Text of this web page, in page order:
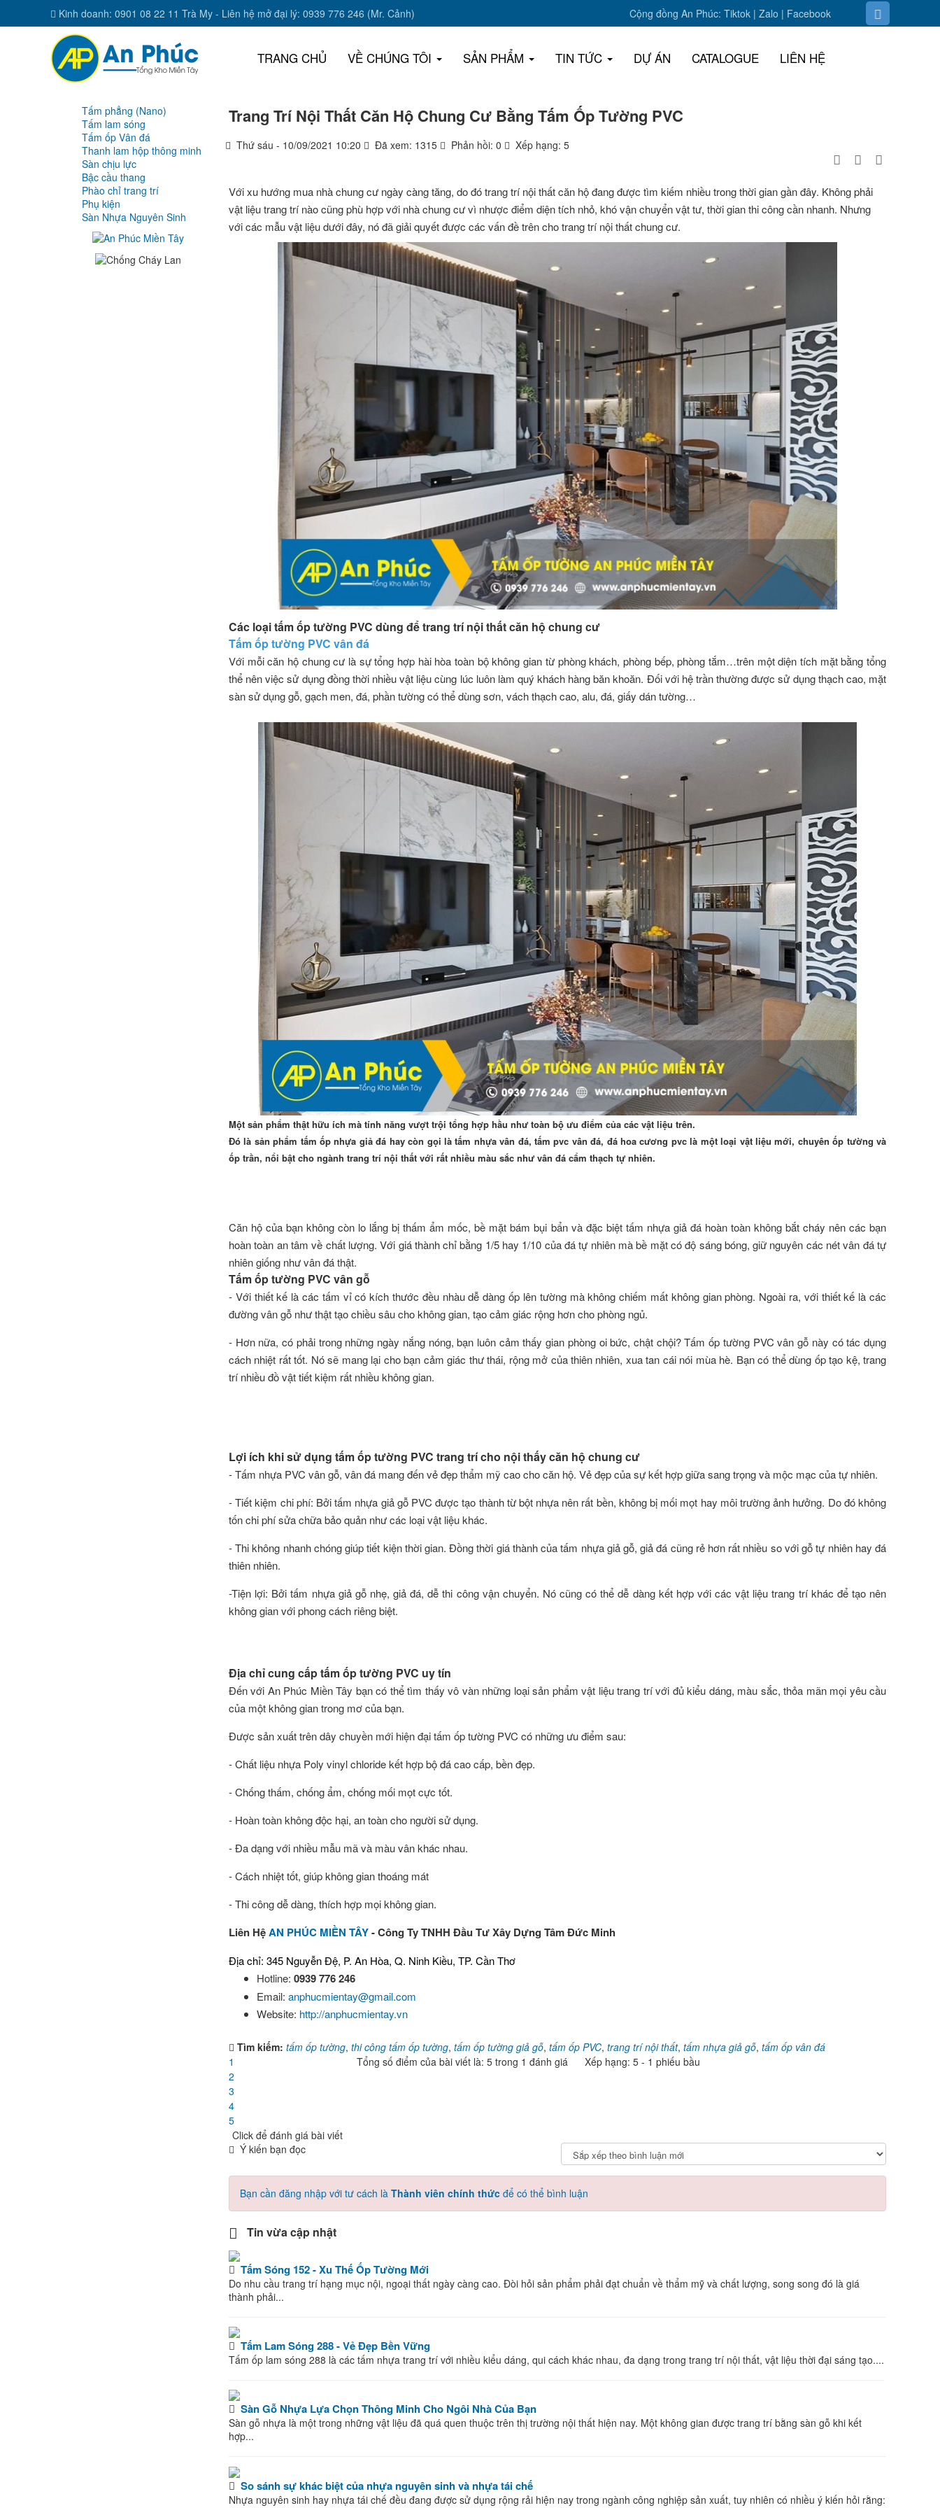
Kinh doanh: 0901 08 22 11 Trà My - Liên hệ mở đại lý: 0939 776 246 (Mr. Cảnh) Cộng đồng An Phúc: Tiktok | Zalo | Facebook
TRANG CHỦ VỀ CHÚNG TÔI SẢN PHẨM TIN TỨC DỰ ÁN CATALOGUE LIÊN HỆ
Trang Trí Nội Thất Căn Hộ Chung Cư Bằng Tấm Ốp Tường PVC
Thứ sáu - 10/09/2021 10:20 Đã xem: 1315 Phản hồi: 0 Xếp hạng: 5
Với xu hướng mua nhà chung cư ngày càng tăng, do đó trang trí nội thất căn hộ đang được tìm kiếm nhiều trong thời gian gần đây. Không phải
vật liệu trang trí nào cũng phù hợp với nhà chung cư vì nhược điểm diện tích nhỏ, khó vận chuyển vật tư, thời gian thi công cần nhanh. Nhưng
với các mẫu vật liệu dưới đây, nó đã giải quyết được các vấn đề trên cho trang trí nội thất chung cư.
Các loại tấm ốp tường PVC dùng để trang trí nội thất căn hộ chung cư
Tấm ốp tường PVC vân đá
Với mỗi căn hộ chung cư là sự tổng hợp hài hòa toàn bộ không gian từ phòng khách, phòng bếp, phòng tắm…trên một diện tích mặt bằng tổng
thể nên việc sử dụng đồng thời nhiều vật liệu cùng lúc luôn làm quý khách hàng băn khoăn. Đối với hệ trần thường được sử dụng thạch cao, mặt
sàn sử dụng gỗ, gạch men, đá, phần tường có thể dùng sơn, vách thạch cao, alu, đá, giấy dán tường…
Một sản phẩm thật hữu ích mà tính năng vượt trội tổng hợp hầu như toàn bộ ưu điểm của các vật liệu trên.
Đó là sản phẩm tấm ốp nhựa giả đá hay còn gọi là tấm nhựa vân đá, tấm pvc vân đá, đá hoa cương pvc là một loại vật liệu mới, chuyên ốp tường và
ốp trần, nổi bật cho ngành trang trí nội thất với rất nhiều màu sắc như vân đá cẩm thạch tự nhiên.
Căn hộ của bạn không còn lo lắng bị thấm ẩm mốc, bề mặt bám bụi bẩn và đặc biệt tấm nhựa giả đá hoàn toàn không bắt cháy nên các bạn
hoàn toàn an tâm về chất lượng. Với giá thành chỉ bằng 1/5 hay 1/10 của đá tự nhiên mà bề mặt có độ sáng bóng, giữ nguyên các nét vân đá tự
nhiên giống như vân đá thật.
Tấm ốp tường PVC vân gỗ
- Với thiết kế là các tấm vỉ có kích thước đều nhàu dễ dàng ốp lên tường mà không chiếm mất không gian phòng. Ngoài ra, với thiết kế là các
đường vân gỗ như thật tạo chiều sâu cho không gian, tạo cảm giác rộng hơn cho phòng ngủ.
- Hơn nữa, có phải trong những ngày nắng nóng, bạn luôn cảm thấy gian phòng oi bức, chật chội? Tấm ốp tường PVC vân gỗ này có tác dụng
cách nhiệt rất tốt. Nó sẽ mang lại cho bạn cảm giác thư thái, rộng mở của thiên nhiên, xua tan cái nói mùa hè. Bạn có thể dùng ốp tạo kệ, trang
trí nhiều đồ vật tiết kiệm rất nhiều không gian.
Lợi ích khi sử dụng tấm ốp tường PVC trang trí cho nội thấy căn hộ chung cư
- Tấm nhựa PVC vân gỗ, vân đá mang đến vẻ đẹp thẩm mỹ cao cho căn hộ. Vẻ đẹp của sự kết hợp giữa sang trọng và mộc mạc của tự nhiên.
- Tiết kiệm chi phí: Bởi tấm nhựa giả gỗ PVC được tạo thành từ bột nhựa nên rất bền, không bị mối mọt hay môi trường ảnh hưởng. Do đó không
tốn chi phí sửa chữa bảo quản như các loại vật liệu khác.
- Thi không nhanh chóng giúp tiết kiện thời gian. Đồng thời giá thành của tấm nhựa giả gỗ, giả đá cũng rẻ hơn rất nhiều so với gỗ tự nhiên hay đá
thiên nhiên.
-Tiện lợi: Bởi tấm nhựa giả gỗ nhẹ, giả đá, dễ thi công vận chuyển. Nó cũng có thể dễ dàng kết hợp với các vật liệu trang trí khác để tạo nên
không gian với phong cách riêng biệt.
Địa chỉ cung cấp tấm ốp tường PVC uy tín
Đến với An Phúc Miền Tây bạn có thể tìm thấy vô vàn những loại sản phẩm vật liệu trang trí với đủ kiểu dáng, màu sắc, thỏa mãn mọi yêu cầu
của một không gian trong mơ của bạn.
Được sản xuất trên dây chuyền mới hiện đại tấm ốp tường PVC có những ưu điểm sau:
- Chất liệu nhựa Poly vinyl chloride kết hợp bộ đá cao cấp, bền đẹp.
- Chống thấm, chống ẩm, chống mối mọt cực tốt.
- Hoàn toàn không độc hại, an toàn cho người sử dụng.
- Đa dạng với nhiều mẫu mã và màu vân khác nhau.
- Cách nhiệt tốt, giúp không gian thoáng mát
- Thi công dễ dàng, thích hợp mọi không gian.
Liên HệAN PHÚC MIỀN TÂY- Công Ty TNHH Đầu Tư Xây Dựng Tâm Đức Minh
Địa chỉ: 345 Nguyễn Đệ, P. An Hòa, Q. Ninh Kiều, TP. Cần Thơ
Hotline: 0939 776 246
Email: anphucmientay@gmail.com
Website: http://anphucmientay.vn
Tìm kiếm: tấm ốp tường, thi công tấm ốp tường, tấm ốp tường giả gỗ, tấm ốp PVC, trang trí nội thất, tấm nhựa giả gỗ, tấm ốp vân đá
1
2
3
4
5
Click để đánh giá bài viết
Tổng số điểm của bài viết là: 5 trong 1 đánh giá Xếp hạng: 5 - 1 phiếu bầu
Ý kiến bạn đọc
Bạn cần đăng nhập với tư cách là Thành viên chính thức để có thể bình luận
Tin vừa cập nhật
Tấm Sóng 152 - Xu Thế Ốp Tường Mới
Do nhu cầu trang trí hạng mục nội, ngoại thất ngày càng cao. Đòi hỏi sản phẩm phải đạt chuẩn về thẩm mỹ và chất lượng, song song đó là giá
thành phải...
Tấm Lam Sóng 288 - Vẻ Đẹp Bền Vững
Tấm ốp lam sóng 288 là các tấm nhựa trang trí với nhiều kiểu dáng, qui cách khác nhau, đa dạng trong trang trí nội thất, vật liệu thời đại sáng tạo....
Sàn Gỗ Nhựa Lựa Chọn Thông Minh Cho Ngôi Nhà Của Bạn
Sàn gỗ nhựa là một trong những vật liệu đã quá quen thuộc trên thị trường nội thất hiện nay. Một không gian được trang trí bằng sàn gỗ khi kết
hợp...
So sánh sự khác biệt của nhựa nguyên sinh và nhựa tái chế
Nhựa nguyên sinh hay nhựa tái chế đều đang được sử dụng rộng rải hiện nay trong ngành công nghiệp sản xuất, tuy nhiên có nhiều ý kiến hỏi rằng:
Tấm phẳng (Nano)
Tấm lam sóng
Tấm ốp Vân đá
Thanh lam hộp thông minh
Sàn chịu lực
Bậc cầu thang
Phào chỉ trang trí
Phụ kiện
Sàn Nhựa Nguyên Sinh